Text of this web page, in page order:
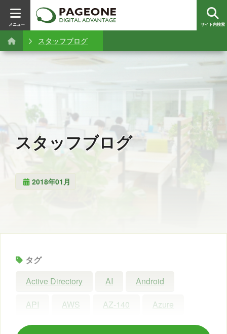
メニュー サイト内検索
スタッフブログ
スタッフブログ
2018年01月
タグ
Active Directory
AI
Android
API
AWS AZ-140
Azure
Azure AI Search
Azure AI Studio